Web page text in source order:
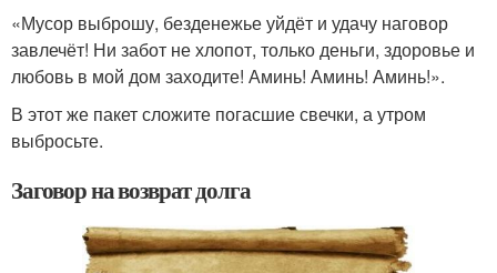
«Мусор выброшу, безденежье уйдёт и удачу наговор
завлечёт! Ни забот не хлопот, только деньги, здоровье и
любовь в мой дом заходите! Аминь! Аминь! Аминь!».
В этот же пакет сложите погасшие свечки, а утром
выбросьте.
Заговор на возврат долга